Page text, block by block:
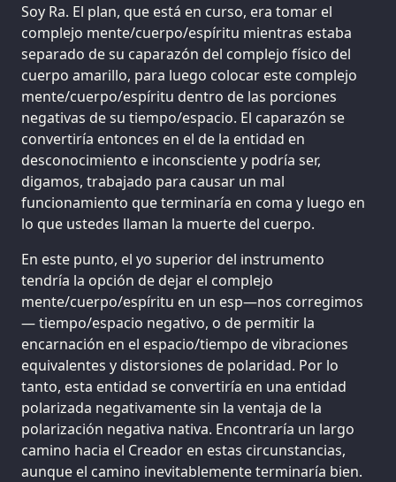
Soy Ra. El plan, que está en curso, era tomar el
complejo mente/cuerpo/espíritu mientras estaba
separado de su caparazón del complejo físico del
cuerpo amarillo, para luego colocar este complejo
mente/cuerpo/espíritu dentro de las porciones
negativas de su tiempo/espacio. El caparazón se
convertiría entonces en el de la entidad en
desconocimiento e inconsciente y podría ser,
digamos, trabajado para causar un mal
funcionamiento que terminaría en coma y luego en
lo que ustedes llaman la muerte del cuerpo.
En este punto, el yo superior del instrumento
tendría la opción de dejar el complejo
mente/cuerpo/espíritu en un esp—nos corregimos
— tiempo/espacio negativo, o de permitir la
encarnación en el espacio/tiempo de vibraciones
equivalentes y distorsiones de polaridad. Por lo
tanto, esta entidad se convertiría en una entidad
polarizada negativamente sin la ventaja de la
polarización negativa nativa. Encontraría un largo
camino hacia el Creador en estas circunstancias,
aunque el camino inevitablemente terminaría bien.